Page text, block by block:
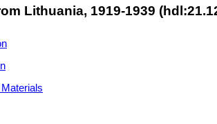
Lithuania, 1919-1939